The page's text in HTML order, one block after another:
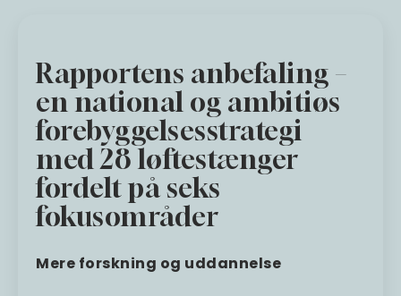
Rapportens anbefaling –
en national og ambitiøs
forebyggelsesstrategi
med 28 løftestænger
fordelt på seks
fokusområder
Mere forskning og uddannelse